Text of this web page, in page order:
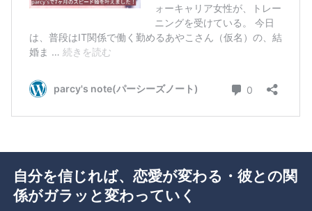
自分を信じれば、恋愛が変わる・彼との関
係がガラッと変わっていく